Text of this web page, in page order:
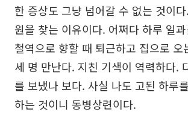
한 증상도 그냥 넘어갈 수 없는 것이
원을 찾는 이유이다. 어쩌다 하루 일
철역으로 향할 때 퇴근하고 집으로 오
세 명 만난다. 지친 기색이 역력하다.
를 보냈나 보다. 사실 나도 고된 하루
하는 것이니 동병상련이다.